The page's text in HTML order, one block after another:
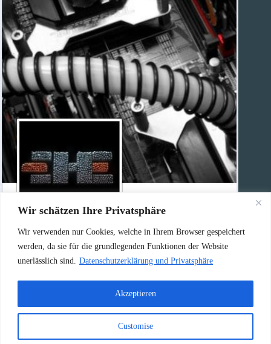
Wir schätzen Ihre Privatsphäre
Wir verwenden nur Cookies, welche in Ihrem Browser gespeichert
werden, da sie für die grundlegenden Funktionen der Website
unerlässlich sind.
Datenschutzerklärung und Privatsphäre
Customise
Akzeptieren
Haben Sie eine Frage?
0156 / 79630356
Oder schicken Sie eine E-Mail an:
info@highend-computer.de
Copyright © 2026 - Highend Computer GmbH